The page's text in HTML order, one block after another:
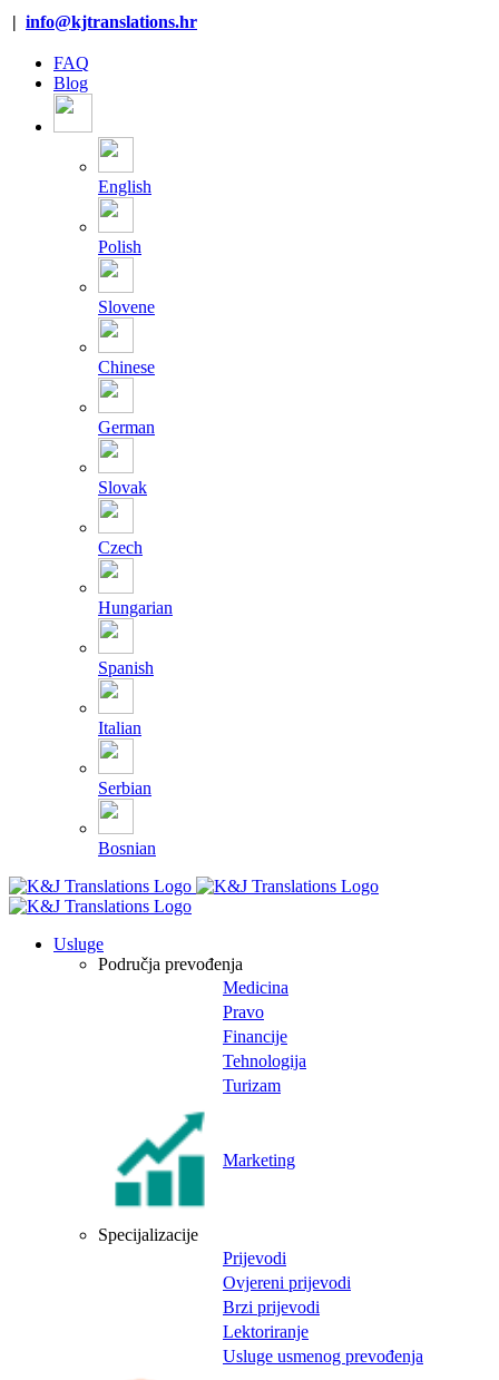
Skip
to
content
| info@kjtranslations.hr
FAQ
Blog
English
Polish
Slovene
Chinese
German
Slovak
Czech
Hungarian
Spanish
Italian
Serbian
Bosnian
Usluge
Područja prevođenja
Medicina
Pravo
Financije
Tehnologija
Turizam
Marketing
Specijalizacije
Prijevodi
Ovjereni prijevodi
Brzi prijevodi
Lektoriranje
Usluge usmenog prevođenja